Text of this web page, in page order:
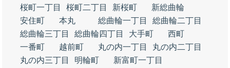
桜町一丁目 桜町二丁目 新桜町
新総曲輪
安住町
本丸 総曲輪一丁目
総曲輪二丁目
総曲輪三丁目
総曲輪四丁目 大手町
西町
一番町
越前町 丸の内一丁目
丸の内二丁目
丸の内三丁目
明輪町
新富町一丁目